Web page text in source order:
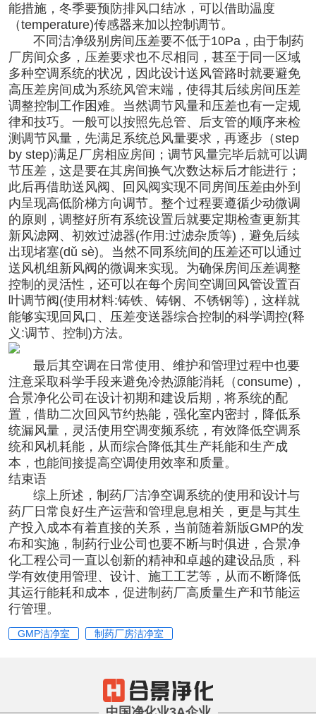
能措施，冬季要预防排风口结冰，可以借助温度
（temperature)传感器来加以控制调节。
不同洁净级别 房间压差要不低于10Pa，由于制药
厂房间众多，压差要求也不尽相同，甚至于同一区域
多种空调系统的状况，因此设计送风管路时就要避免
高压差房间成为系统风管末端，使得其后续房间压差
调整控制工作困难。当然调节风量和压差也有一定规
律和技巧。一般可以按照先总管、后支管的顺序来检
测调节风量，先满足系统总风量要求，再逐步（step
by step)满足厂房相应房间；调节风量完毕后就可以调
节压差，这是要在其房间换气次数达标后才能进行；
此后再借助送风阀、回风阀实现不同房间压差由外到
内呈现高低阶梯方向调节。整个过程要遵循少动微调
的原则，调整好所有系统设置后就要定期检查更新其
新风滤网、初效过滤器(作用:过滤杂质等)，避免后续
出现堵塞(dǔ sè)。当然不同系统间的压差还可以通过
送风机组新风阀的微调来实现。为确保房间压差调整
控制的灵活性，还可以在每个房间空调回风管设置百
叶调节阀(使用材料:铸铁、铸钢、不锈钢等)，这样就
能够实现回风口、压差变送器综合控制的科学调控(释
义:调节、控制)方法。
最后其空调在日常使用、维护和管理过程中也要
注意采取科学手段来避免冷热源能消耗（consume)，
合景净化公司在设计初期和建设后期，将系统的配
置，借助二次回风节约热能，强化室内密封，降低系
统漏风量，灵活使用空调变频系统，有效降低空调系
统和风机耗能，从而综合降低其生产耗能和生产成
本，也能间接提高空调使用效率和质量。
结束语
综上所述，制药厂洁净空调系统的使用和设计与
药厂日常良好生产运营和管理息息相关，更是与其生
产投入成本有着直接的关系，当前随着新版GMP的发
布和实施，制药行业公司也要不断与时俱进，合景净
化工程公司一直以创新的精神和卓越的建设品质，科
学有效使用管理、设计、施工工艺等，从而不断降低
其运行能耗和成本，促进制药厂高质量生产和节能运
行管理。
GMP洁净室 制药厂房洁净室